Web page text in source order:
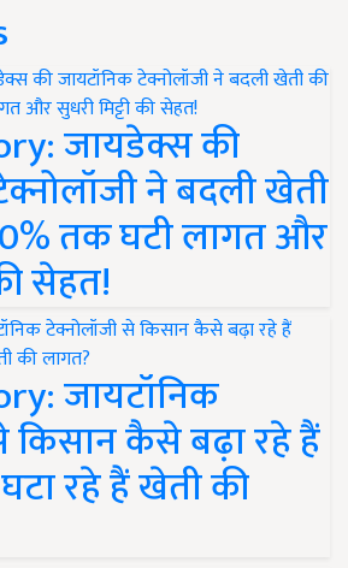
जायडेक्स की
ने बदली खेती
तक घटी लागत और
सेहत!
जायटॉनिक
किसान कैसे बढ़ा रहे हैं
रहे हैं खेती की